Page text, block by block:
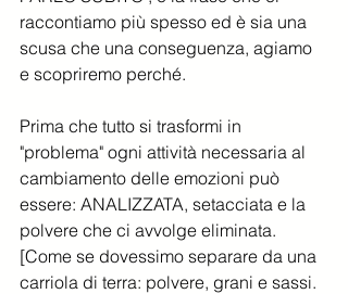
raccontiamo più spesso ed è sia una
scusa che una conseguenza, agiamo
e scopriremo perché.
Prima che tutto si trasformi in
"problema" ogni attività necessaria al
cambiamento delle emozioni può
essere: ANALIZZATA, setacciata e la
polvere che ci avvolge eliminata.
[Come se dovessimo separare da una
carriola di terra: polvere, grani e sassi.